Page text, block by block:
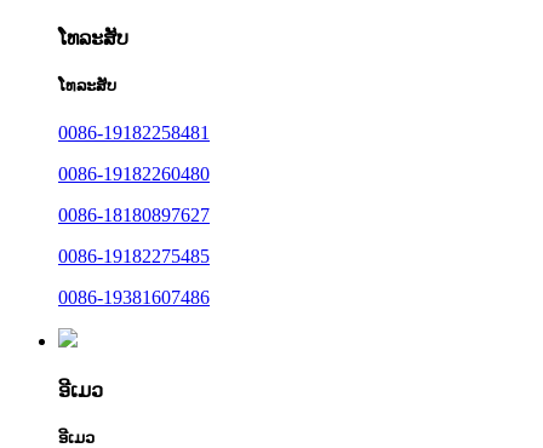
ໂທລະສັບ
ໂທລະສັບ
0086-19182258481
0086-19182260480
0086-18180897627
0086-19182275485
0086-19381607486
ອີເມວ
ອີເມວ